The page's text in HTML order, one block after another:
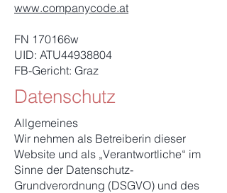
www.companycode.at
FN 170166w
UID: ATU44938804
FB-Gericht: Graz
Datenschutz
Allgemeines
Wir nehmen als Betreiberin dieser
Website und als „Verantwortliche“ im
Sinne der Datenschutz-
Grundverordnung (DSGVO) und des